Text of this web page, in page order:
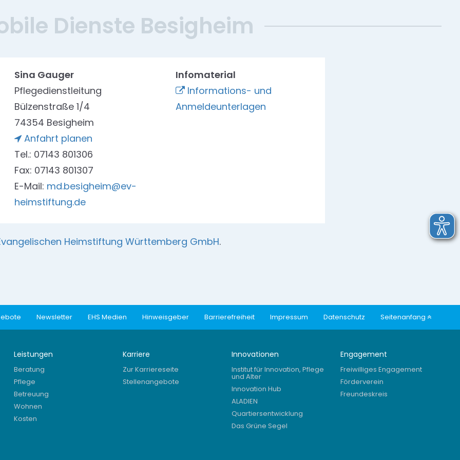
Dienste Besigheim
Sina Gauger
Pflegedienstleitung
Bülzenstraße 1/4
74354 Besigheim
Anfahrt planen
Tel.: 07143 801306
Fax: 07143 801307
E-Mail: md.besigheim@ev-
heimstiftung.de
Infomaterial
Informations- und
Anmeldeunterlagen
Heimstiftung Württemberg GmbH.
Newsletter EHS Medien Hinweisgeber Barrierefreiheit Impressum Datenschutz Seitenanfang
Leistungen
Beratung
Pflege
Betreuung
Wohnen
Kosten
Karriere
Zur Karriereseite
Stellenangebote
Innovationen
Institut für Innovation, Pflege
und Alter
Innovation Hub
ALADIEN
Quartiersentwicklung
Das Grüne Segel
Engagement
Freiwilliges Engagement
Förderverein
Freundeskreis